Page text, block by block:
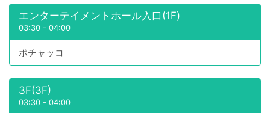
エンターテイメントホール入口(1F)
03:30 - 04:00
ポチャッコ
3F(3F)
03:30 - 04:00